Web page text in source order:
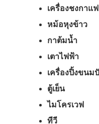
เครื่องชงกาแฟ
หม้อหุงข้าว
กาต้มน้ำ
เตาไฟฟ้า
เครื่องปิ้งขนม
ตู้เย็น
ไมโครเวฟ
ทีวี